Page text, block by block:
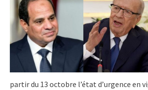
partir du 13 octobre l’état d’urgence en